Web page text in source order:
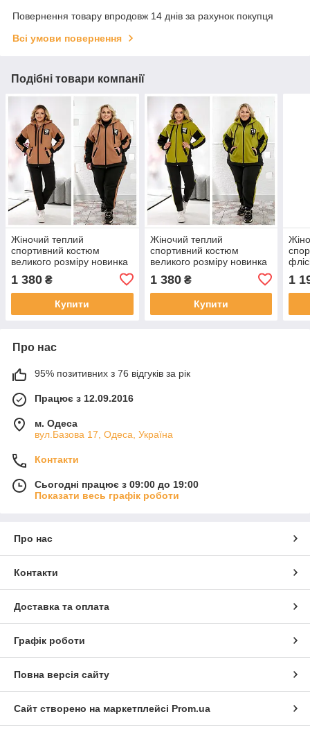
Повернення товару впродовж 14 днів за рахунок покупця
Всі умови повернення
Подібні товари компанії
Жіночий теплий
спортивний костюм
великого розміру новинка
1 380 ₴
Купити
Жіночий теплий
спортивний костюм
великого розміру новинка
1 380₴
Купити
1
Про нас
95% позитивних з 76 відгуків за рік
Працює з 12.09.2016
м. Одеса
вул.Базова 17, Одеса, Україна
Контакти
Сьогодні працює з 09:00 до 19:00
Показати весь графік роботи
Про нас
Контакти
Доставка та оплата
Графік роботи
Повна версія сайту
Сайт створено на маркетплейсі Prom.ua